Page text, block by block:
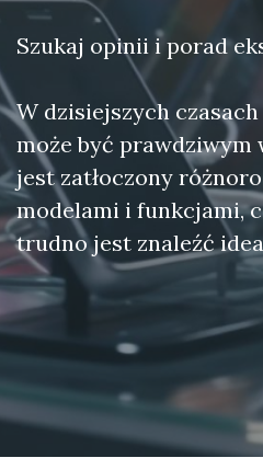
Szukaj opinii i porad
W dzisiejszych
może być prawdziwym
jest zatłoczony
modelami i funkcjami,
trudno jest znaleźć